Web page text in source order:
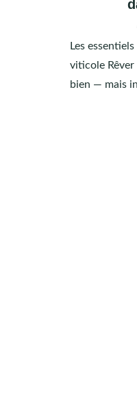
Les
viticole Rêver
bien — mais